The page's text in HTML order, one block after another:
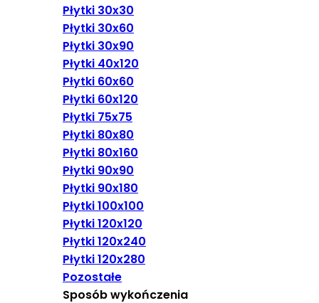
Płytki 30x30
Płytki 30x60
Płytki 30x90
Płytki 40x120
Płytki 60x60
Płytki 60x120
Płytki 75x75
Płytki 80x80
Płytki 80x160
Płytki 90x90
Płytki 90x180
Płytki 100x100
Płytki 120x120
Płytki 120x240
Płytki 120x280
Pozostałe
Sposób wykończenia